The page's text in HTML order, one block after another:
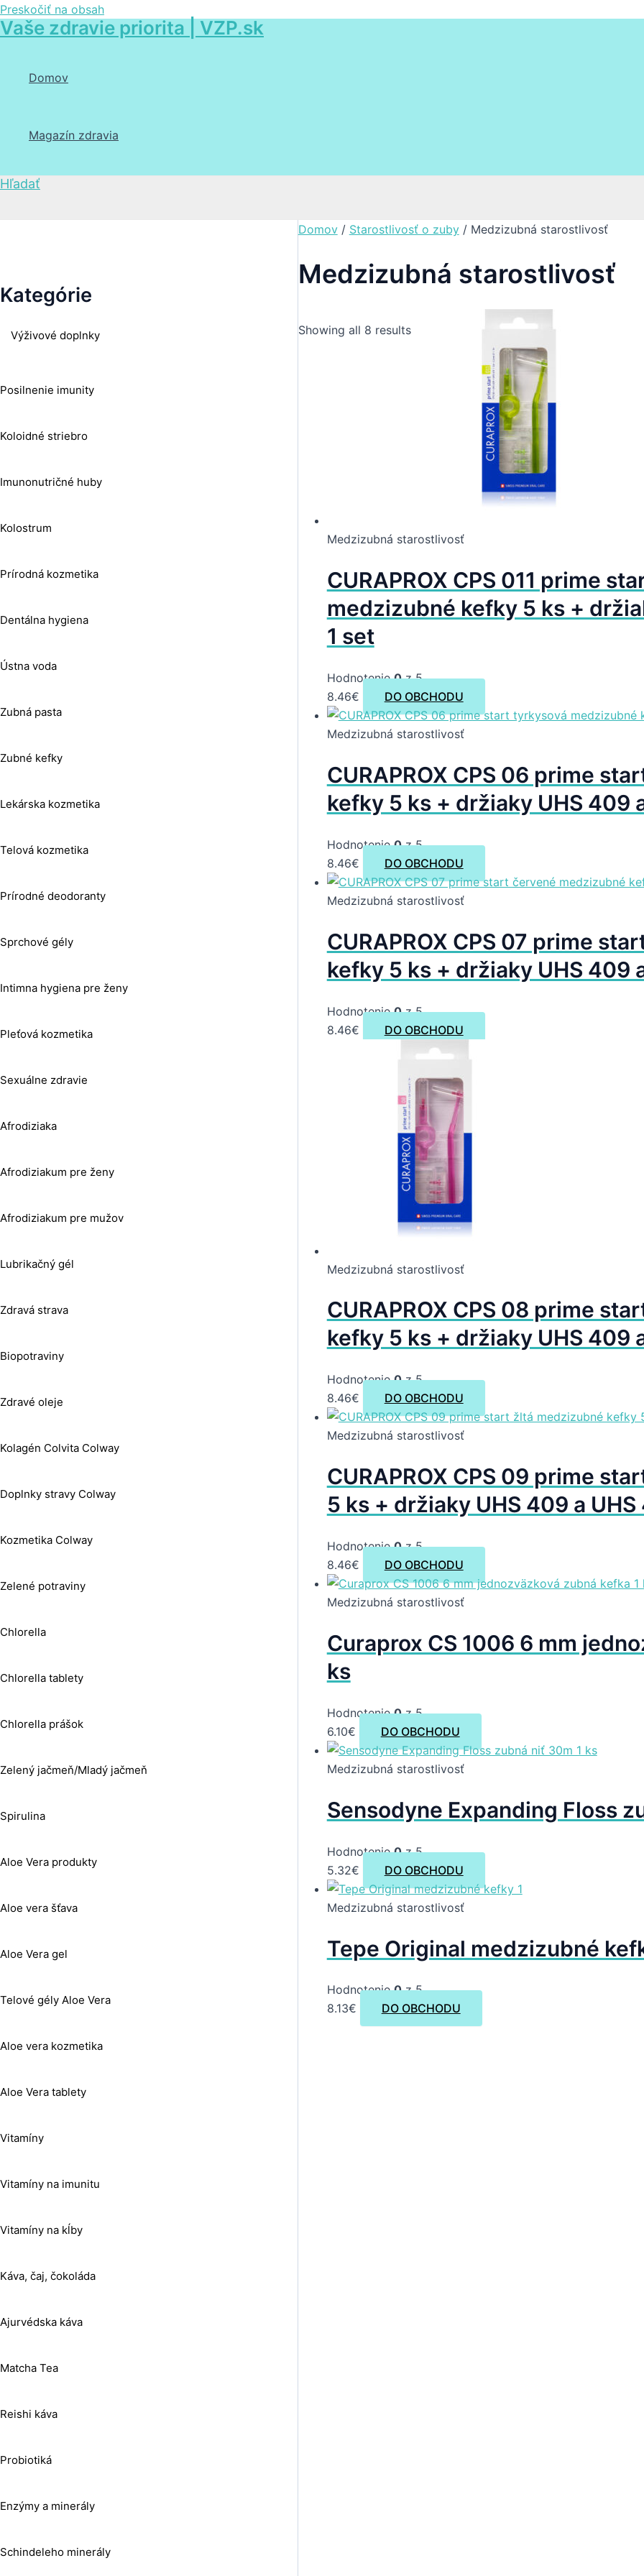
Preskočiť na obsah
Vaše zdravie priorita | VZP.sk
Domov
Magazín zdravia
Hľadať
Kategórie
Výživové doplnky
Posilnenie imunity
Koloidné striebro
Imunonutričné huby
Kolostrum
Prírodná kozmetika
Dentálna hygiena
Ústna voda
Zubná pasta
Zubné kefky
Lekárska kozmetika
Telová kozmetika
Prírodné deodoranty
Sprchové gély
Intimna hygiena pre ženy
Pleťová kozmetika
Sexuálne zdravie
Afrodiziaka
Afrodiziakum pre ženy
Afrodiziakum pre mužov
Lubrikačný gél
Zdravá strava
Biopotraviny
Zdravé oleje
Kolagén Colvita Colway
Doplnky stravy Colway
Kozmetika Colway
Zelené potraviny
Chlorella
Chlorella tablety
Chlorella prášok
Zelený jačmeň/Mladý jačmeň
Spirulina
Aloe Vera produkty
Aloe vera šťava
Aloe Vera gel
Telové gély Aloe Vera
Aloe vera kozmetika
Aloe Vera tablety
Vitamíny
Vitamíny na imunitu
Vitamíny na kĺby
Káva, čaj, čokoláda
Ajurvédska káva
Matcha Tea
Reishi káva
Probiotiká
Enzýmy a minerály
Schindeleho minerály
Domov/ Starostlivosť o zuby/ Medzizubná starostlivosť
Medzizubná starostlivosť
Showing all 8 results
Medzizubná starostlivosť
CURAPROX CPS 011 prime
medzizubné kefky 5 ks +
1 set
Hodnotenie0z 5
8.46€ DO OBCHODU
Medzizubná starostlivosť
CURAPROX CPS 06 prime
kefky 5 ks + držiaky UHS 409
Hodnotenie0z 5
8.46€ DO OBCHODU
Medzizubná starostlivosť
CURAPROX CPS 07 prime
kefky 5 ks + držiaky UHS 409
Hodnotenie0z 5
8.46€ DO OBCHODU
Medzizubná starostlivosť
CURAPROX CPS 08 prime
kefky 5 ks + držiaky UHS 409
Hodnotenie0z 5
8.46€ DO OBCHODU
Medzizubná starostlivosť
CURAPROX CPS 09 prime
5 ks + držiaky UHS 409 a UHS
Hodnotenie0z 5
8.46€ DO OBCHODU
Medzizubná starostlivosť
Curaprox CS 1006 6 mm
ks
Hodnotenie0z 5
6.10€ DO OBCHODU
Medzizubná starostlivosť
Sensodyne Expanding Floss
Hodnotenie0z 5
5.32€ DO OBCHODU
Medzizubná starostlivosť
Tepe Original medzizubné
Hodnotenie0z 5
8.13€ DO OBCHODU